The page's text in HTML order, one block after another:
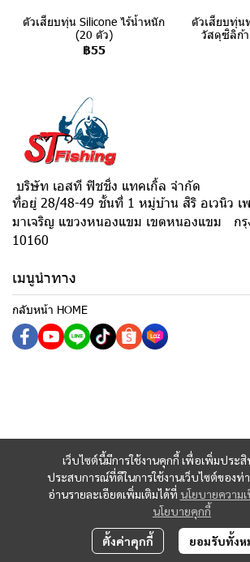
ตัวเสียบทุ่น Silicone ไร้น้ำหนัก
(20 ตัว)
฿55
ตัวเสียบทุ่น
วัสดุซิลิก้
เว็บไซต์นี้มีการใช้งานคุกกี้ เพื่อเพิ่มประ
ประสบการณ์ที่ดีในการใช้งานเว็บไซต์ของท่
อ่านรายละเอียดเพิ่มเติมได้ที่ นโยบายความ
นโยบายคุกกี้
ตั้งค่าคุกกี้ ยอมรับทั้งห
บริษัท เอสที ฟิชชิ่ง แทคเกิ้ล จำกัด
ที่อยู่ 28/48-49 ชั้นที่ 1 หมู่บ้าน สิริ อเวนิว
มาเจริญ แขวงหนองแขม เขตหนองแขม กรุ
10160
เมนูนำทาง
กลับหน้า HOME